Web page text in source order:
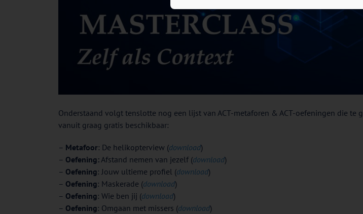
Onderstaand volgt tenslotte nog een lijst van ACT-metaforen & ACT-oefeningen die
vanuit graag gratis beschikbaar:
– Metafoor: De helikopterview (download)
– Oefening:Afstand nemen van jezelf (download)
– Oefening: Jouw ultieme profiel (download)
– Oefening: Maskerade (download)
– Oefening: Wie ben jij (download)
– Oefening: Omgaan met missers (download)